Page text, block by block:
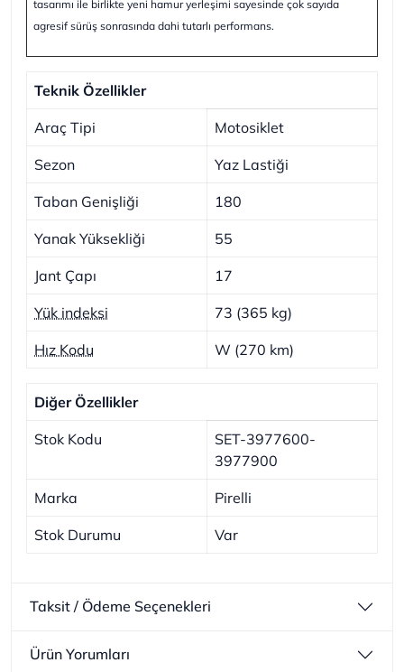
tasarımı ile birlikte yeni hamur yerleşimi sayesinde çok sayıda
agresif sürüş sonrasında dahi tutarlı performans.
Teknik Özellikler
Araç Tipi Motosiklet
Sezon Yaz Lastiği
Taban Genişliği 180
Yanak Yüksekliği 55
Jant Çapı 17
Yük indeksi 73 (365 kg)
Hız Kodu W (270 km)
Diğer Özellikler
Stok Kodu
SET-3977600-
3977900
Marka Pirelli
Stok Durumu Var
Taksit / Ödeme Seçenekleri
Ürün Yorumları